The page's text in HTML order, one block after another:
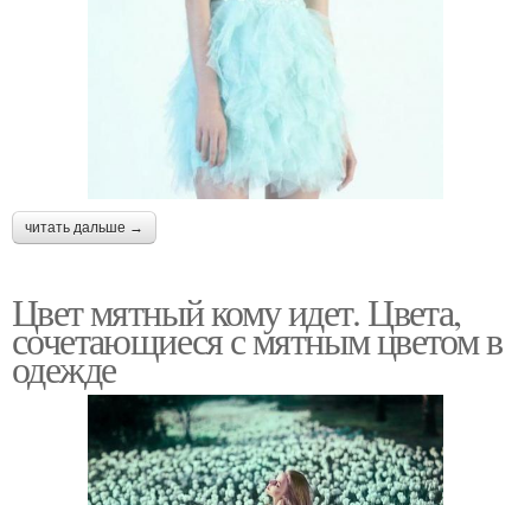
читать дальше →
Цвет мятный кому идет. Цвета,
сочетающиеся с мятным цветом в
одежде